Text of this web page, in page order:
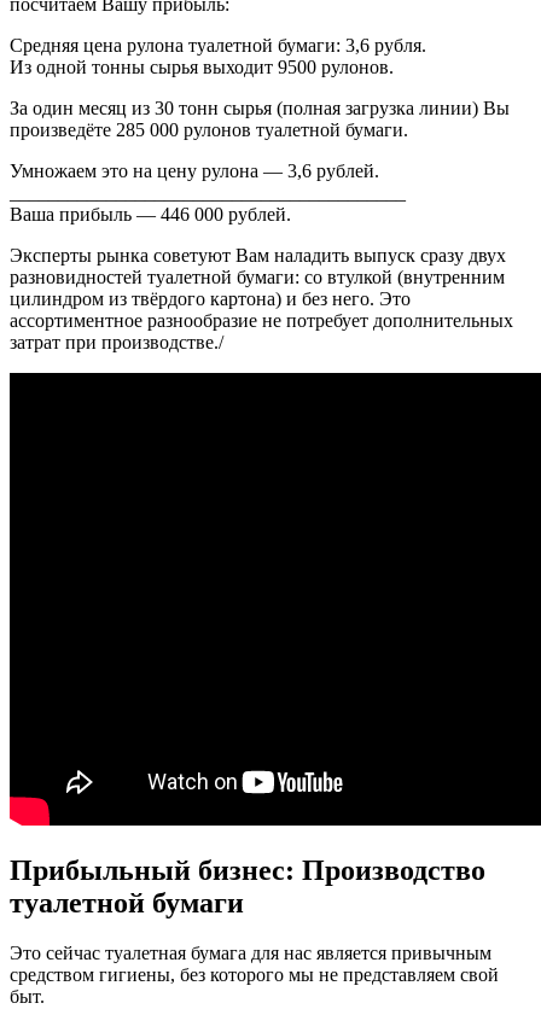
Средняя цена рулона туалетной бумаги: 3,6 рубля.
Из одной тонны сырья выходит 9500 рулонов.
За один месяц из 30 тонн сырья (полная загрузка линии) Вы
произведёте 285 000 рулонов туалетной бумаги.
Умножаем это на цену рулона — 3,6 рублей.
Ваша прибыль — 446 000 рублей.
Эксперты рынка советуют Вам наладить выпуск сразу двух
разновидностей туалетной бумаги: со втулкой (внутренним
цилиндром из твёрдого картона) и без него. Это
ассортиментное разнообразие не потребует дополнительных
затрат при производстве./
Прибыльный бизнес: Производство
туалетной бумаги
Это сейчас туалетная бумага для нас является привычным
средством гигиены, без которого мы не представляем свой
быт.